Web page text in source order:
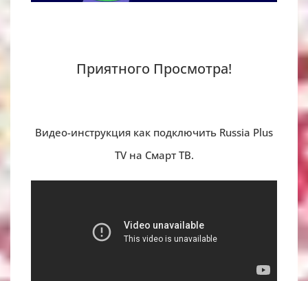
Приятного Просмотра!
Видео-инструкция как подключить Russia Plus
TV на Смарт ТВ.